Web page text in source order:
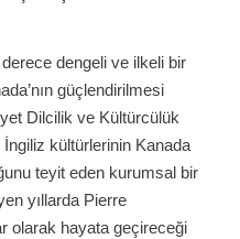
dengeli ve ilkeli bir
güçlendirilmesi
Dilcilik ve Kültürcülük
kültürlerinin Kanada
teyit eden kurumsal bir
yıllarda Pierre
olarak hayata geçireceği